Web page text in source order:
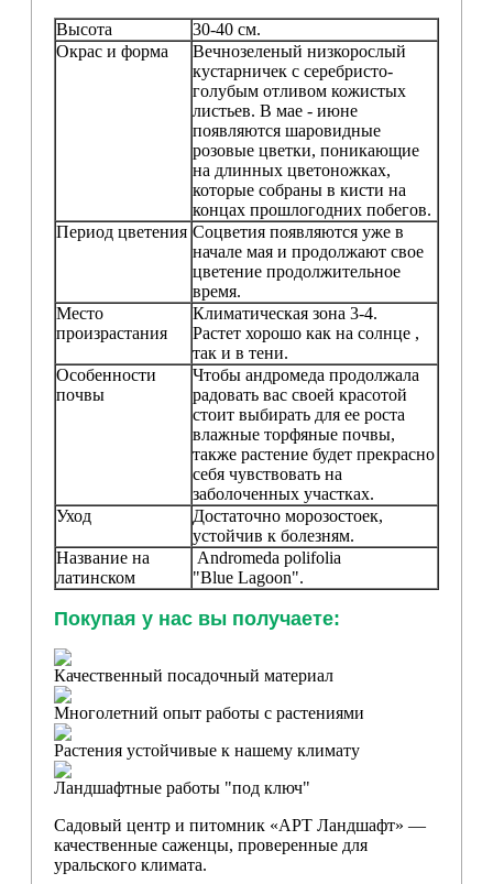
Высота
30-40 см.
Окрас и форма
Вечнозеленый низкорослый
кустарничек с серебристо-
голубым отливом кожистых
листьев. В мае - июне
появляются шаровидные
розовые цветки, поникающие
на длинных цветоножках,
которые собраны в кисти на
концах прошлогодних побегов.
Период цветения Соцветия появляются уже в
начале мая и продолжают свое
цветение продолжительное
время.
Место
произрастания
Климатическая зона 3-4.
Растет хорошо как на солнце ,
так и в тени.
Особенности
почвы
Чтобы андромеда продолжала
радовать вас своей красотой
стоит выбирать для ее роста
влажные торфяные почвы,
также растение будет прекрасно
себя чувствовать на
заболоченных участках.
Уход
Достаточно морозостоек,
устойчив к болезням.
Название на
латинском
Andromeda polifolia
"Blue Lagoon".
Покупая у нас вы получаете:
Качественный посадочный материал
Многолетний опыт работы с растениями
Растения устойчивые к нашему климату
Ландшафтные работы "под ключ"
Садовый центр и питомник «АРТ Ландшафт» —
качественные саженцы, проверенные для
уральского климата.